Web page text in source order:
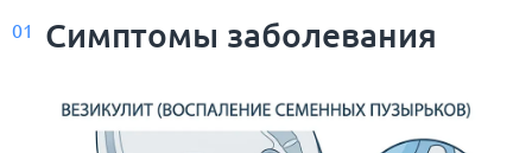
01 Симптомы заболевания